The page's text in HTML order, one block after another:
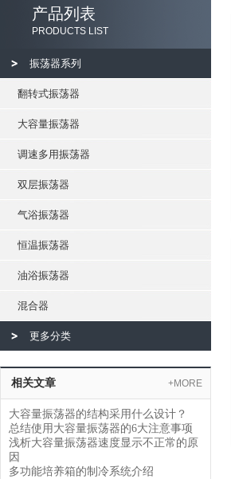
产品列表
PRODUCTS LIST
振荡器系列
翻转式振荡器
大容量振荡器
调速多用振荡器
双层振荡器
气浴振荡器
恒温振荡器
油浴振荡器
混合器
更多分类
相关文章 +MORE
大容量振荡器的结构采用什么设计？
总结使用大容量振荡器的6大注意事项
浅析大容量振荡器速度显示不正常的原
因
多功能培养箱的制冷系统介绍